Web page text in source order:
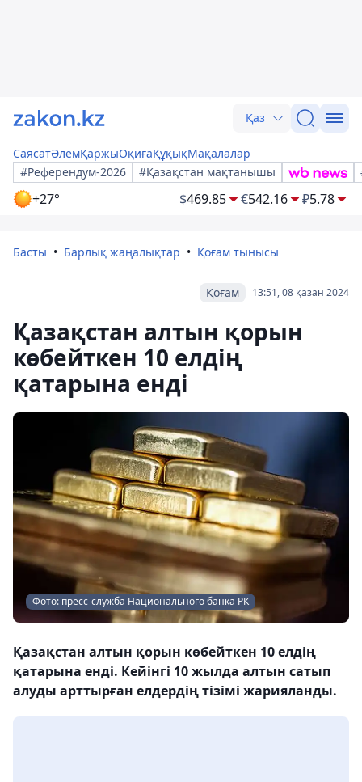
Қаз
СаясатӘлемҚаржыОқиғаҚұқықМақалалар
#Референдум-2026
#Қазақстан мақтанышы
+27° $469.85 €542.16 ₽5.78
Басты Барлық жаңалықтар Қоғам тынысы
13:51, 08 қазан 2024
Қоғам
Қазақстан алтын қорын
көбейткен 10 елдің
қатарына енді
Фото: пресс-служба Национального банка РК
Қазақстан алтын қорын көбейткен 10 елдің
қатарына енді. Кейінгі 10 жылда алтын сатып
алуды арттырған елдердің тізімі жарияланды.